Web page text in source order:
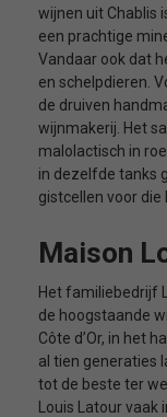
wijnen uit Chablis
een prachtige
Vandaar ook dat
en schelpdieren.
de druiven
wijnmakerij. Het
malolactisch in
in dezelfde tanks
gistcellen voor die
Maison
Het familiebedrijf
de hoogstaande
Côte d’Or, in het
al tien generaties
tot de beste ter
Louis Latour